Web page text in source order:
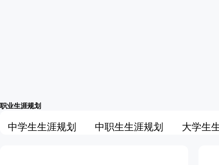
职业生涯规划
中学生生涯规划 中职生生涯规划 大学生